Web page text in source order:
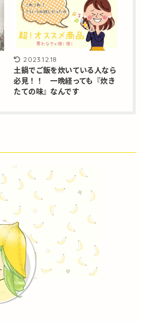
2023.12.18
土鍋でご飯を炊いている人なら
必見！！ 一晩経っても『炊き
たての味』なんです